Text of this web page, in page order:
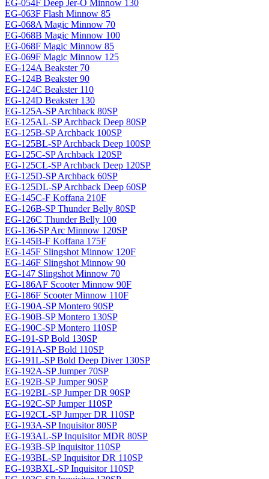
EG-054F Deep Jer-O Minnow 130
EG-063F Flash Minnow 85
EG-068A Magic Minnow 70
EG-068B Magic Minnow 100
EG-068F Magic Minnow 85
EG-069F Magiс Minnow 125
EG-124A Beakster 70
EG-124B Beakster 90
EG-124C Beakster 110
EG-124D Beakster 130
EG-125A-SP Archback 80SP
EG-125AL-SP Archback Deep 80SP
EG-125B-SP Archback 100SP
EG-125BL-SP Archback Deep 100SP
EG-125C-SP Archback 120SP
EG-125CL-SP Archback Deep 120SP
EG-125D-SP Archback 60SP
EG-125DL-SP Archback Deep 60SP
EG-145C-F Koffana 210F
EG-126B-SP Thunder Belly 80SP
EG-126C Thunder Belly 100
EG-136-SP Arc Minnow 120SP
EG-145B-F Koffana 175F
EG-145F Slingshot Minnow 120F
EG-146F Slingshot Minnow 90
EG-147 Slingshot Minnow 70
EG-186AF Scooter Minnow 90F
EG-186F Scooter Minnow 110F
EG-190A-SP Montero 90SP
EG-190B-SP Montero 130SP
EG-190C-SP Montero 110SP
EG-191-SP Bold 130SP
EG-191A-SP Bold 110SP
EG-191L-SP Bold Deep Diver 130SP
EG-192A-SP Jumper 70SP
EG-192B-SP Jumper 90SP
EG-192BL-SP Jumper DR 90SP
EG-192C-SP Jumper 110SP
EG-192CL-SP Jumper DR 110SP
EG-193A-SP Inquisitor 80SP
EG-193AL-SP Inquisitor MDR 80SP
EG-193B-SP Inquisitor 110SP
EG-193BL-SP Inquisitor DR 110SP
EG-193BXL-SP Inquisitor 110SP